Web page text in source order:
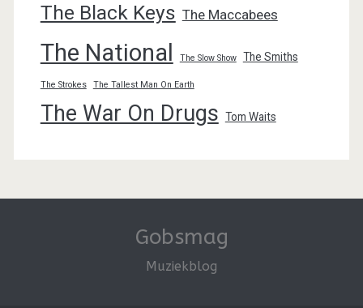
The Black Keys The Maccabees
The National The Slow Show The Smiths
The Strokes The Tallest Man On Earth
The War On Drugs Tom Waits
Gobsmag
Muziekblog